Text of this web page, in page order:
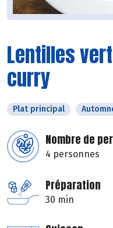
Lentilles
curry
Plat principal
Nombre de
4 personnes
Préparation
30 min